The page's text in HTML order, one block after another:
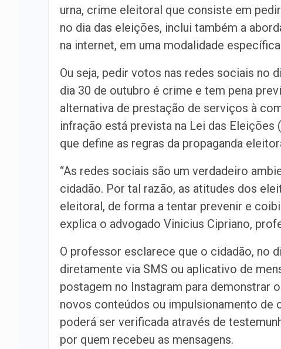
urna, crime eleitoral que consiste em
no dia das eleições, inclui também a
na internet, em uma modalidade
Ou seja, pedir votos nas redes sociais no
dia 30 de outubro é crime e tem pena
alternativa de prestação de serviços à
infração está prevista na Lei das Eleições
que define as regras da propaganda
“As redes sociais são um verdadeiro
cidadão. Por tal razão, as atitudes dos
eleitoral, de forma a tentar prevenir e
explica o advogado Vinicius Cipriano,
O professor esclarece que o cidadão, no
diretamente via SMS ou aplicativo de
postagem no Instagram para demonstrar
novos conteúdos ou impulsionamento de
poderá ser verificada através de
por quem recebeu as mensagens.